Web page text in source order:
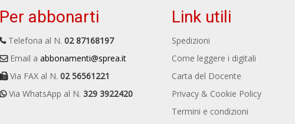
Per abbonarti
Telefona al N. 02 87168197
Email a abbonamenti@sprea.it
Via FAX al N. 02 56561221
Via WhatsApp al N. 329 3922420
Link utili
Spedizioni
Come leggere i digitali
Carta del Docente
Privacy & Cookie Policy
Termini e condizioni